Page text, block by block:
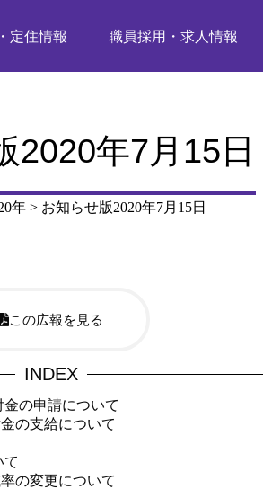
定住情報 職員採用・求人情報
2020年7月15日
年 > お知らせ版2020年7月15日
この広報を見る
INDEX
の申請について
の支給について
の変更について